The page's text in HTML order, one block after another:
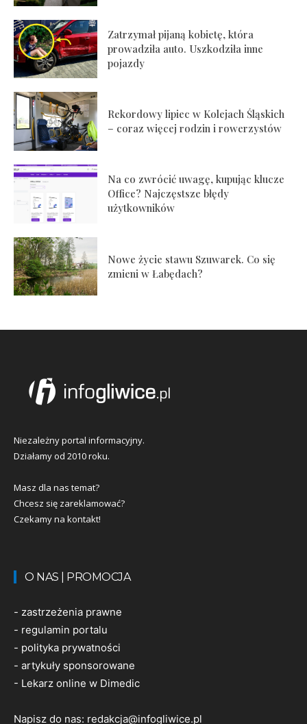
Zatrzymał pijaną kobietę, która
prowadziła auto. Uszkodziła inne
pojazdy
Rekordowy lipiec w Kolejach Śląskich
– coraz więcej rodzin i rowerzystów
Na co zwrócić uwagę, kupując klucze
Office? Najczęstsze błędy
użytkowników
Nowe życie stawu Szuwarek. Co się
zmieni w Łabędach?
Niezależny portal informacyjny.
Działamy od 2010 roku.
Masz dla nas temat?
Chcesz się zareklamować?
Czekamy na kontakt!
O NAS | PROMOCJA
- zastrzeżenia prawne
- regulamin portalu
- polityka prywatności
- artykuły sponsorowane
- Lekarz online w Dimedic
Napisz do nas: redakcja@infogliwice.pl